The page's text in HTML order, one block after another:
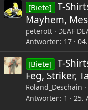
[Biete]
T-
Mayhem,
peterott
DEAF
Antworten 17
[Biete]
T-
Feg, Striker,
Roland_Deschain
Antworten 1 25.